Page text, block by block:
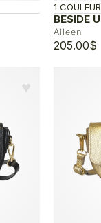
BESIDE U
Aileen
1 COULEUR
205.00$
♥︎